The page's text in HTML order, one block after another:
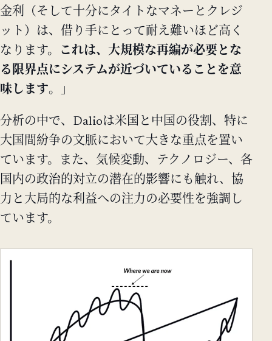
金利（そして十分にタイトなマネーとクレジ
ット）は、借り手にとって耐え難いほど高く
なります。
これは、大規模な再編が必要とな
る限界点にシステムが近づいていることを意
味します。」
分析の中で、Dalioは米国と中国の役割、特に
大国間紛争の文脈において大きな重点を置い
ています。また、気候変動、テクノロジー、各
国内の政治的対立の潜在的影響にも触れ、協
力と大局的な利益への注力の必要性を強調し
ています。